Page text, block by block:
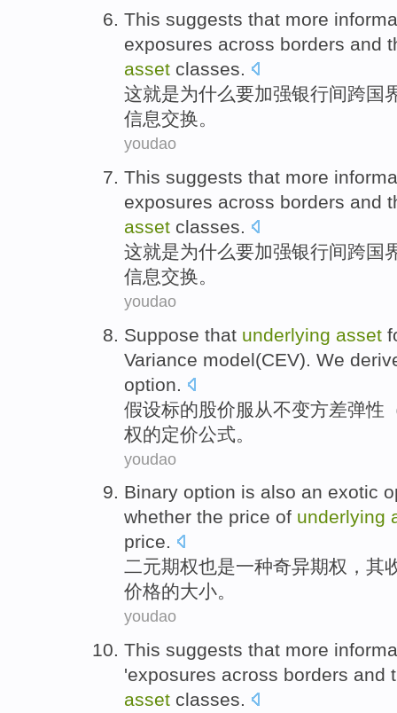
This suggests that more
exposures across borders and
asset classes.
这就是为什么要加强银行间跨国
信息交换。
youdao
This suggests that more
exposures across borders and
asset classes.
这就是为什么要加强银行间跨国
信息交换。
youdao
Suppose that underlying asset
Variance model(CEV). We
option
假设标的 股价服从不变方差弹性
权的定价公式。
youdao
Binary option is also an exotic
whether the price of underlying
price.
二元期权也是一种奇异期权， 其
价格的大小。
youdao
This suggests that more
'exposures across borders and
asset classes.